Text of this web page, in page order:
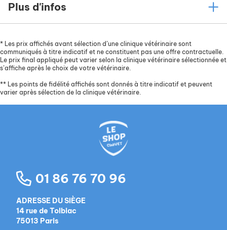
Plus d'infos
* Les prix affichés avant sélection d’une clinique vétérinaire sont
communiqués à titre indicatif et ne constituent pas une offre contractuelle.
Le prix final appliqué peut varier selon la clinique vétérinaire sélectionnée et
s’affiche après le choix de votre vétérinaire.
** Les points de fidélité affichés sont donnés à titre indicatif et peuvent
varier après sélection de la clinique vétérinaire.
01 86 76 70 96
ADRESSE DU SIÈGE
14 rue de Tolbiac
75013 Paris